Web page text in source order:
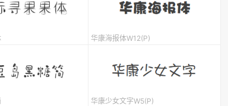
华康海报体W12(P)
华康少女文字W5(P)